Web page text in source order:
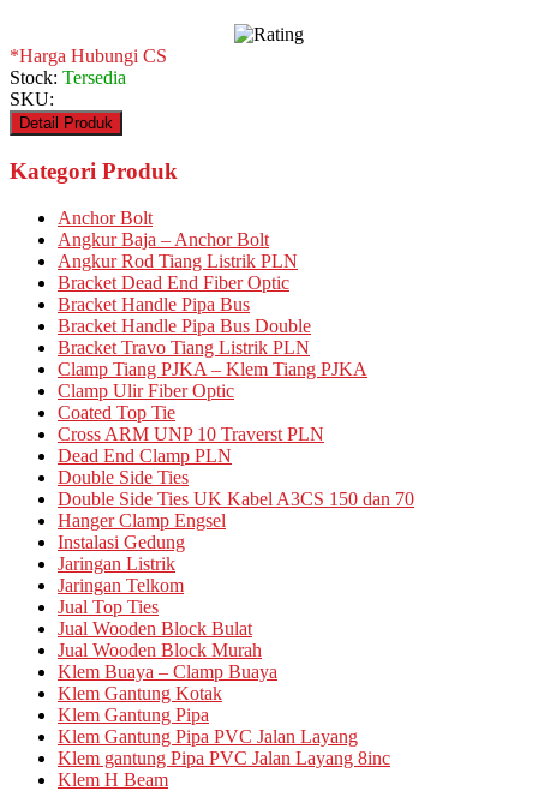
*Harga Hubungi CS
Stock: Tersedia
SKU:
Detail Produk
Kategori Produk
Anchor Bolt
Angkur Baja – Anchor Bolt
Angkur Rod Tiang Listrik PLN
Bracket Dead End Fiber Optic
Bracket Handle Pipa Bus
Bracket Handle Pipa Bus Double
Bracket Travo Tiang Listrik PLN
Clamp Tiang PJKA – Klem Tiang PJKA
Clamp Ulir Fiber Optic
Coated Top Tie
Cross ARM UNP 10 Traverst PLN
Dead End Clamp PLN
Double Side Ties
Double Side Ties UK Kabel A3CS 150 dan 70
Hanger Clamp Engsel
Instalasi Gedung
Jaringan Listrik
Jaringan Telkom
Jual Top Ties
Jual Wooden Block Bulat
Jual Wooden Block Murah
Klem Buaya – Clamp Buaya
Klem Gantung Kotak
Klem Gantung Pipa
Klem Gantung Pipa PVC Jalan Layang
Klem gantung Pipa PVC Jalan Layang 8inc
Klem H Beam